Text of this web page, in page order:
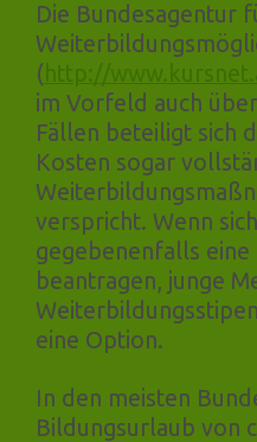
Die Bundesagentur
( http://
im Vorfeld auch
Fällen beteiligt sich
Kosten sogar
verspricht. Wenn
gegebenenfalls
beantragen, junge
eine Option.
In den meisten
Bildungsurlaub von